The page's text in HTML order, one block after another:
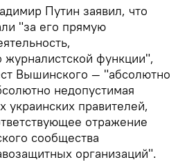
Путин заявил, что
"за его прямую
журналистской функции",
Вышинского — "абсолютно
недопустимая
украинских правителей,
отражение
сообщества
организаций".